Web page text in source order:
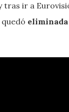
tras ir a